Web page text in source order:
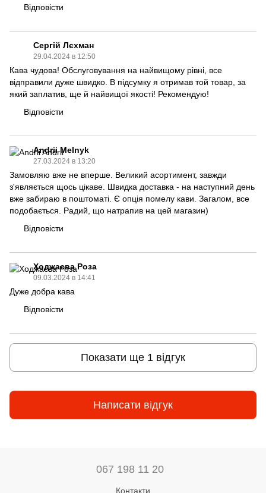
Відповісти
Сергій Лєхман
29.04.2024 в 12:50
Кава чудова! Обслуговування на найвищому рівні, все
відправили дуже швидко. В підсумку я отримав той товар, за
який заплатив, ще й найвищої якості! Рекомендую!
Відповісти
Andrii Melnyk
27.03.2024 в 13:20
Замовляю вже не вперше. Великий асортимент, завжди
з'являється щось цікаве. Швидка доставка - на наступний день
вже забираю в поштоматі. Є опція помелу кави. Загалом, все
подобається. Радий, що натрапив на цей магазин)
Відповісти
Ходжаєва Роза
09.03.2024 в 14:41
Дуже добра кава
Відповісти
Показати ще 1 відгук
Написати відгук
067 198 11 20
Контакти